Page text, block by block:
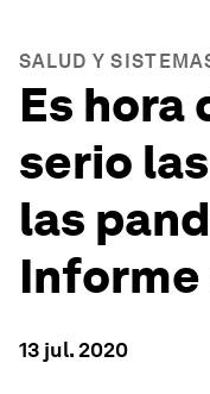
SALUD Y
Es hora
serio
las
Informe
13 jul. 2020